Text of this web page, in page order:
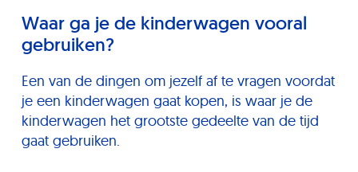
Waar ga je de kinderwagen vooral
gebruiken?
Een van de dingen om jezelf af te vragen voordat
je een kinderwagen gaat kopen, is waar je de
kinderwagen het grootste gedeelte van de tijd
gaat gebruiken.